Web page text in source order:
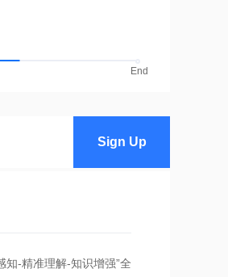
End
Sign Up
-精准理解-知识增强”全